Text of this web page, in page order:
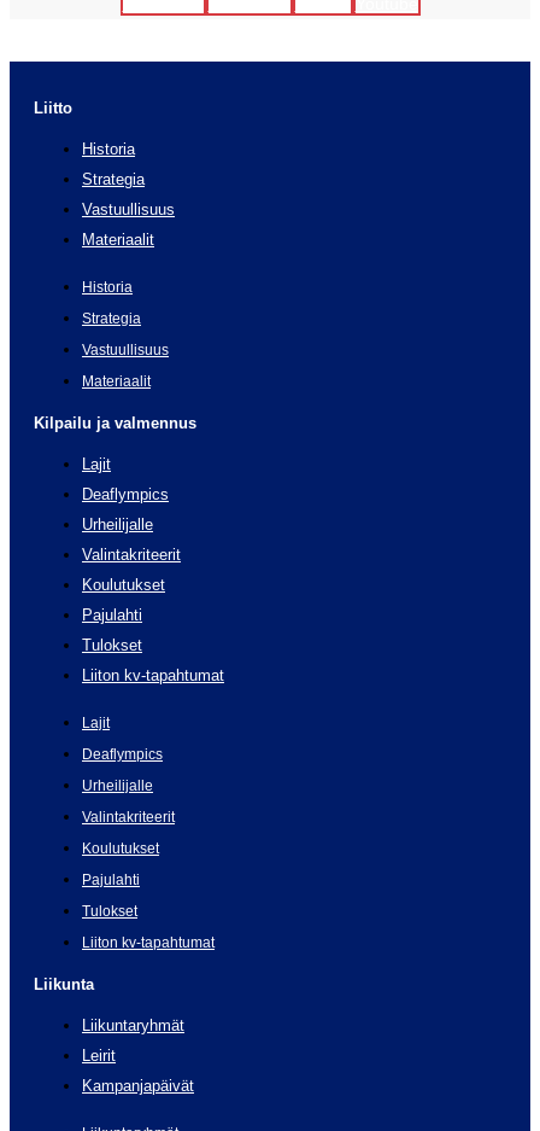
Liitto
Historia
Strategia
Vastuullisuus
Materiaalit
Historia
Strategia
Vastuullisuus
Materiaalit
Kilpailu ja valmennus
Lajit
Deaflympics
Urheilijalle
Valintakriteerit
Koulutukset
Pajulahti
Tulokset
Liiton kv-tapahtumat
Lajit
Deaflympics
Urheilijalle
Valintakriteerit
Koulutukset
Pajulahti
Tulokset
Liiton kv-tapahtumat
Liikunta
Liikuntaryhmät
Leirit
Kampanjapäivät